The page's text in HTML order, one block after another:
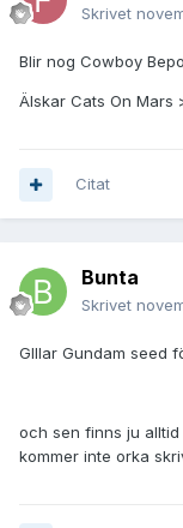
Skrivet
Blir nog Cowboy
Älskar Cats On Mars
Citat
Bunta
Skrivet
GIllar Gundam seed
och sen finns ju
kommer inte orka